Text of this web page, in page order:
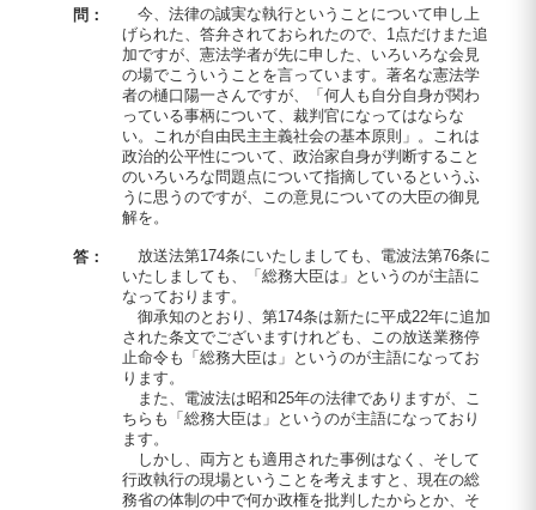
問：
今、法律の誠実な執行ということについて申し上
げられた、答弁されておられたので、1点だけまた追
加ですが、憲法学者が先に申した、いろいろな会見
の場でこういうことを言っています。著名な憲法学
者の樋口陽一さんですが、「何人も自分自身が関わ
っている事柄について、裁判官になってはならな
い。これが自由民主主義社会の基本原則」。これは
政治的公平性について、政治家自身が判断すること
のいろいろな問題点について指摘しているというふ
うに思うのですが、この意見についての大臣の御見
解を。
答：
放送法第174条にいたしましても、電波法第76条に
いたしましても、「総務大臣は」というのが主語に
なっております。
御承知のとおり、第174条は新たに平成22年に追加
された条文でございますけれども、この放送業務停
止命令も「総務大臣は」というのが主語になってお
ります。
また、電波法は昭和25年の法律でありますが、こ
ちらも「総務大臣は」というのが主語になっており
ます。
しかし、両方とも適用された事例はなく、そして
行政執行の現場ということを考えますと、現在の総
務省の体制の中で何か政権を批判したからとか、そ